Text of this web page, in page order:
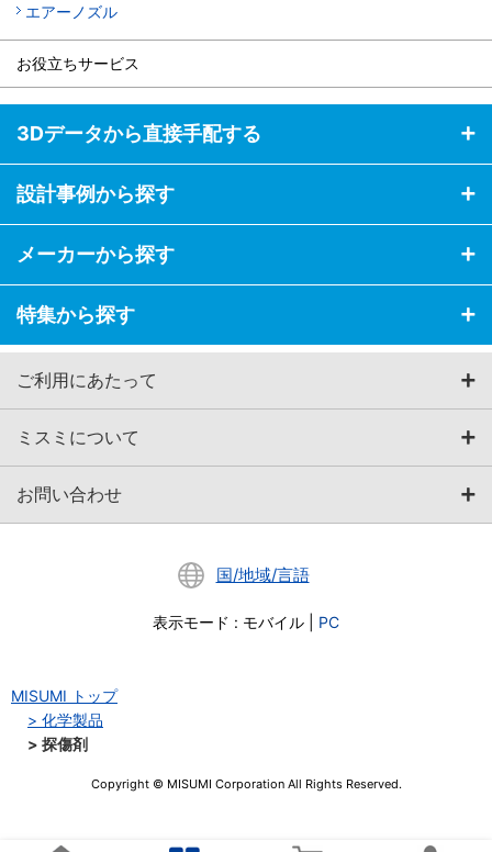
エアーノズル
お役立ちサービス
3Dデータから直接手配する
設計事例から探す
メーカーから探す
特集から探す
ご利用にあたって
ミスミについて
お問い合わせ
国/地域/言語
表示モード : モバイル PC
MISUMI トップ
化学製品
探傷剤
Copyright © MISUMI Corporation All Rights Reserved.